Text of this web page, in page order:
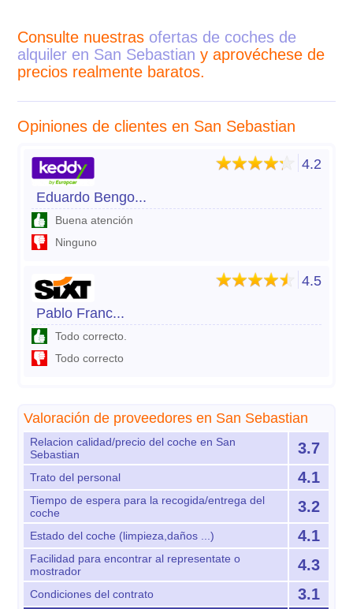
Consulte nuestras ofertas de coches de
alquiler en San Sebastian y aprovéchese de
precios realmente baratos.
Opiniones de clientes en San Sebastian
Eduardo Bengo...
Buena atención
Ninguno
4.2
Pablo Franc...
Todo correcto.
Todo correcto
4.5
Valoración de proveedores en San Sebastian
Relacion calidad/precio del coche en San
Sebastian
3.7
Trato del personal 4.1
Tiempo de espera para la recogida/entrega del
coche
3.2
Estado del coche (limpieza,daños ...) 4.1
Facilidad para encontrar al representate o
mostrador
4.3
Condiciones del contrato 3.1